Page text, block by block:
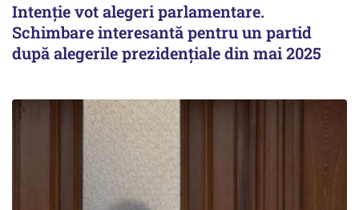
Intenție vot alegeri parlamentare.
Schimbare interesantă pentru un partid
după alegerile prezidențiale din mai 2025